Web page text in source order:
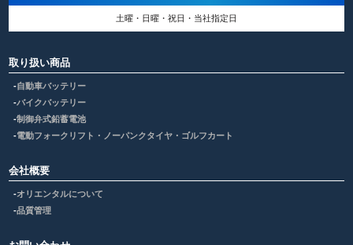
土曜・日曜・祝日・当社指定日
取り扱い商品
自動車バッテリー
バイクバッテリー
制御弁式鉛蓄電池
電動フォークリフト・ノーパンクタイヤ・ゴルフカート
会社概要
オリエンタルについて
品質管理